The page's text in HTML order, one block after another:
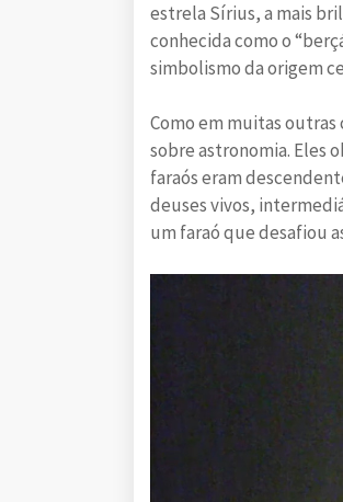
estrela Sírius, a mais
conhecida como o
simbolismo da origem
Como em muitas
sobre astronomia. Eles
faraós eram
deuses vivos,
um faraó que desafiou